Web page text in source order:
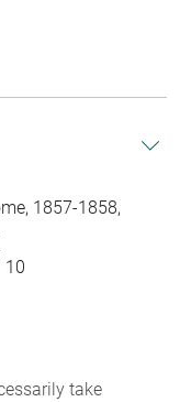
1857-1858,
10
take